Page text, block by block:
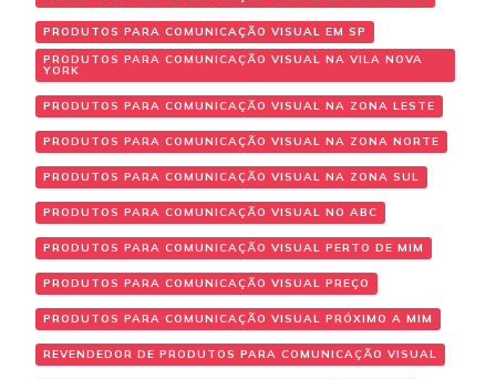
PRODUTOS PARA COMUNICAÇÃO VISUAL EM SP
PRODUTOS PARA COMUNICAÇÃO VISUAL NA VILA NOVA
YORK
PRODUTOS PARA COMUNICAÇÃO VISUAL NA ZONA LESTE
PRODUTOS PARA COMUNICAÇÃO VISUAL NA ZONA NORTE
PRODUTOS PARA COMUNICAÇÃO VISUAL NA ZONA SUL
PRODUTOS PARA COMUNICAÇÃO VISUAL NO ABC
PRODUTOS PARA COMUNICAÇÃO VISUAL PERTO DE MIM
PRODUTOS PARA COMUNICAÇÃO VISUAL PREÇO
PRODUTOS PARA COMUNICAÇÃO VISUAL PRÓXIMO A MIM
REVENDEDOR DE PRODUTOS PARA COMUNICAÇÃO VISUAL